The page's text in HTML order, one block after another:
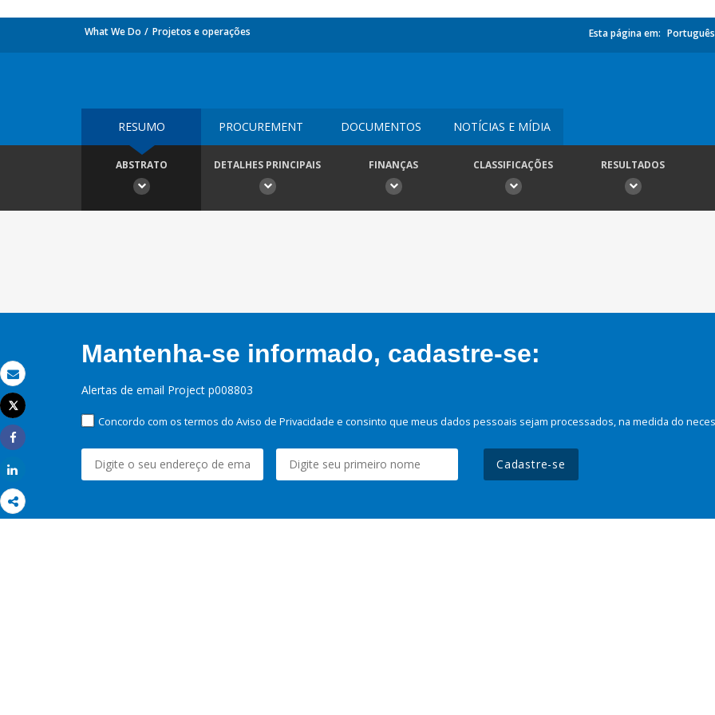
Email
Imprimir
Tweet
Share
What We Do Projetos e operações Esta página em: Português
RESUMO PROCUREMENT DOCUMENTOS NOTÍCIAS E MÍDIA
ABSTRATO DETALHES PRINCIPAIS FINANÇAS CLASSIFICAÇÕES RESULTADOS
Mantenha-se informado, cadastre-se:
Alertas de email Project p008803
Concordo com os termos do Aviso de Privacidade e consinto que meus dados pessoais sejam processados, na medida do
Cadastre-se